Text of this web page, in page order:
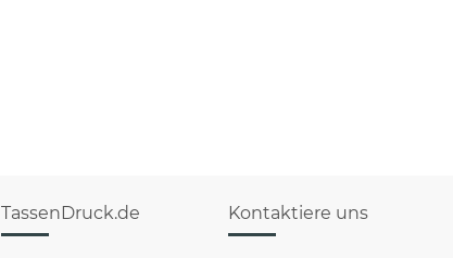
TassenDruck.de Kontaktiere uns